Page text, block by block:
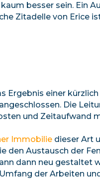
besser sein. Ein
Zitadelle von Erice
Ergebnis einer
Die
und Zeitaufwand
Immobilie dieser Art
den Austausch der
dann neu gestaltet
der Arbeiten